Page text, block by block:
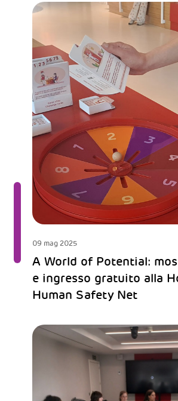
09 mag 2025
A World of Potential:
e ingresso gratuito alla
Human Safety Net